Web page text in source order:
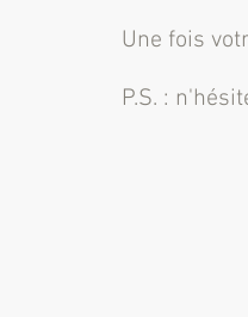
Une fois
P.S. :